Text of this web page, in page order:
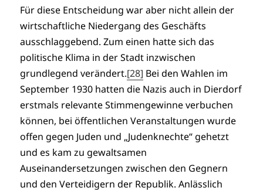
Für diese Entscheidung war aber nicht allein der
wirtschaftliche Niedergang des Geschäfts
ausschlaggebend. Zum einen hatte sich das
politische Klima in der Stadt inzwischen
grundlegend verändert.[28] Bei den Wahlen im
September 1930 hatten die Nazis auch in Dierdorf
erstmals relevante Stimmengewinne verbuchen
können, bei öffentlichen Veranstaltungen wurde
offen gegen Juden und „Judenknechte“ gehetzt
und es kam zu gewaltsamen
Auseinandersetzungen zwischen den Gegnern
und den Verteidigern der Republik. Anlässlich